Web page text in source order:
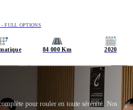
7 - FULL OPTIONS
84 000 Km 2020
pour rouler en toute sérénité. Nos